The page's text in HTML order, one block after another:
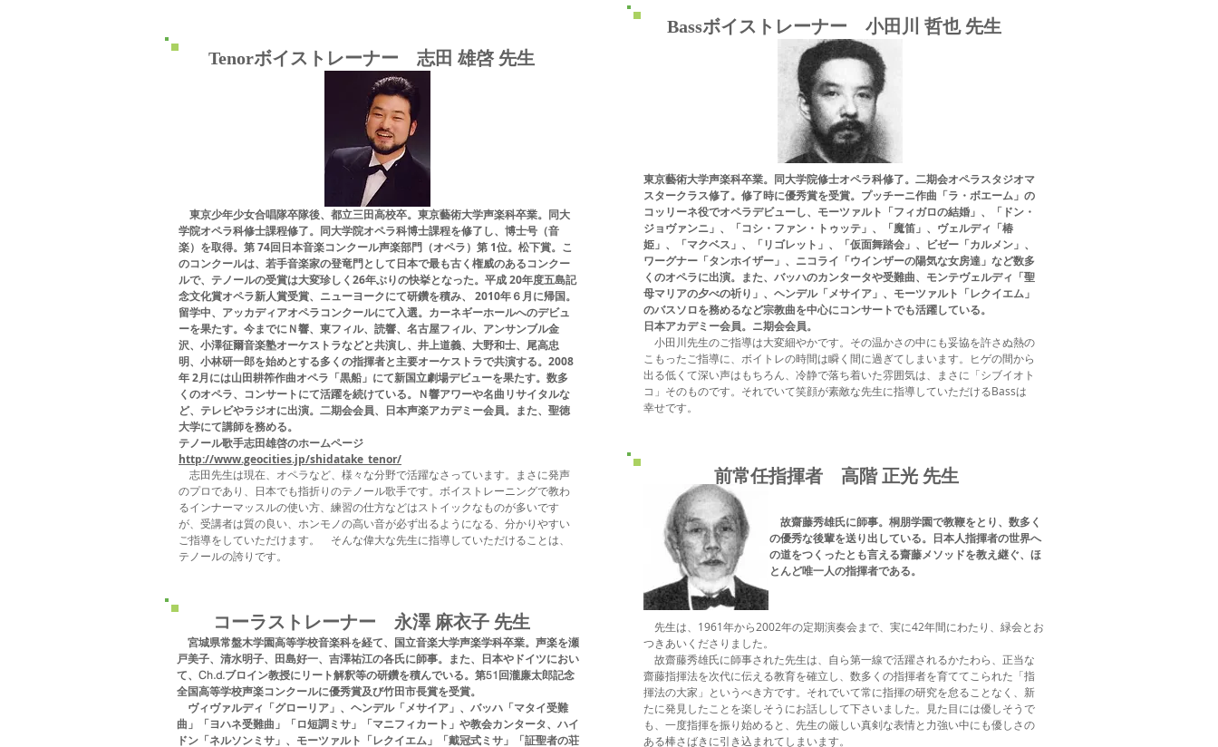
Tenorボイストレーナー 志田 雄啓 先生
東京少年少女合唱隊卒隊後、都立三田高校卒。東京藝術大学声楽科卒業。同大
学院オペラ科修士課程修了。同大学院オペラ科博士課程を修了し、博士号（音
楽）を取得。第 74回日本音楽コンクール声楽部門（オペラ）第 1位。松下賞。こ
のコンクールは、若手音楽家の登竜門として日本で最も古く権威のあるコンクー
ルで、テノールの受賞は大変珍しく26年ぶりの快挙となった。平成 20年度五島記
念文化賞オペラ新人賞受賞、ニューヨークにて研鑽を積み、 2010年６月に帰国。
留学中、アッカディアオペラコンクールにて入選。カーネギーホールへのデビュ
ーを果たす。今までにＮ響、東フィル、読響、名古屋フィル、アンサンブル金
沢、小澤征爾音楽塾オーケストラなどと共演し、井上道義、大野和士、尾高忠
明、小林研一郎を始めとする多くの指揮者と主要オーケストラで共演する。2008
年 2月には山田耕筰作曲オペラ「黒船」にて新国立劇場デビューを果たす。数多
くのオペラ、コンサートにて活躍を続けている。Ｎ響アワーや名曲リサイタルな
ど、テレビやラジオに出演。二期会会員、日本声楽アカデミー会員。また、聖徳
大学にて講師を務める。
テノール歌手志田雄啓のホームページ
http://www.geocities.jp/shidatake_tenor/
志田先生は現在、オペラなど、様々な分野で活躍なさっています。まさに発声
のプロであり、日本でも指折りのテノール歌手です。ボイストレーニングで教わ
るインナーマッスルの使い方、練習の仕方などはストイックなものが多いです
が、受講者は質の良い、ホンモノの高い音が必ず出るようになる、分かりやすい
ご指導をしていただけます。
そんな偉大な先生に指導していただけることは、
テノールの誇りです。
コーラストレーナー 永澤 麻衣子 先生
宮城県常盤木学園高等学校音楽科を経て、国立音楽大学声楽学科卒業。声楽を瀬
戸美子、清水明子、田島好一、吉澤祐江の各氏に師事。また、日本やドイツにおい
て、Ch.d.ブロイン教授にリート解釈等の研鑽を積んでいる。第51回瀧廉太郎記念
全国高等学校声楽コンクールに優秀賞及び竹田市長賞を受賞。
ヴィヴァルディ「グローリア」、ヘンデル「メサイア」、バッハ「マタイ受難
曲」「ヨハネ受難曲」「ロ短調ミサ」「マニフィカート」や教会カンタータ、ハイ
ドン「ネルソンミサ」、モーツァルト「レクイエム」「戴冠式ミサ」「証聖者の荘
Bassボイストレーナー 小田川 哲也 先生
東京藝術大学声楽科卒業。同大学院修士オペラ科修了。二期会オペラスタジオマ
スタークラス修了。修了時に優秀賞を受賞。プッチーニ作曲「ラ・ボエーム」の
コッリーネ役でオペラデビューし、モーツァルト「フィガロの結婚」、「ドン・
ジョヴァンニ」、「コシ・ファン・トゥッテ」、「魔笛」、ヴェルディ「椿
姫」、「マクベス」、「リゴレット」、「仮面舞踏会」、ビゼー「カルメン」、
ワーグナー「タンホイザー」、ニコライ「ウインザーの陽気な女房達」など数多
くのオペラに出演。また、バッハのカンタータや受難曲、モンテヴェルディ「聖
母マリアの夕べの祈り」、ヘンデル「メサイア」、モーツァルト「レクイエム」
のバスソロを務めるなど宗教曲を中心にコンサートでも活躍している。
日本アカデミー会員。ニ期会会員。
小田川先生のご指導は大変細やかです。その温かさの中にも妥協を許さぬ熱の
こもったご指導に、ボイトレの時間は瞬く間に過ぎてしまいます。ヒゲの間から
出る低くて深い声はもちろん、冷静で落ち着いた雰囲気は、まさに「シブイオト
コ」そのものです。それでいて笑顔が素敵な先生に指導していただけるBassは
幸せです。
前常任指揮者 高階 正光 先生
故齋藤秀雄氏に師事。桐朋学園で教鞭をとり、数多く
の優秀な後輩を送り出している。日本人指揮者の世界へ
の道をつくったとも言える齋藤メソッドを教え継ぐ、ほ
とんど唯一人の指揮者である。
先生は、1961年から2002年の定期演奏会まで、実に42年間にわたり、緑会とお
つきあいくださりました。
故齋藤秀雄氏に師事された先生は、自ら第一線で活躍されるかたわら、正当な
齋藤指揮法を次代に伝える教育を確立し、数多くの指揮者を育ててこられた「指
揮法の大家」というべき方です。それでいて常に指揮の研究を怠ることなく、新
たに発見したことを楽しそうにお話しして下さいました。見た目には優しそうで
も、一度指揮を振り始めると、先生の厳しい真剣な表情と力強い中にも優しさの
ある棒さばきに引き込まれてしまいます。